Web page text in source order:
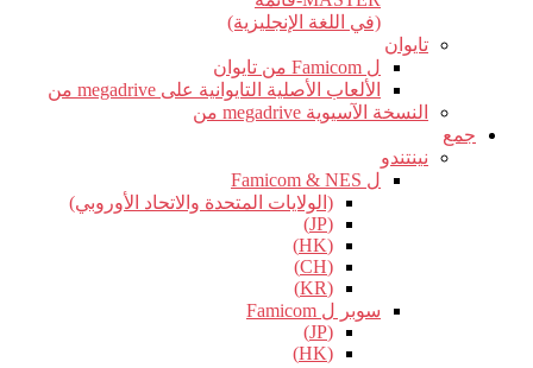
(في اللغة الإنجليزية)
تايوان
ل Famicom من تايوان
الألعاب الأصلية التايوانية على megadrive من
النسخة الآسيوية megadrive من
جمع
نينتندو
ل Famicom & NES
(الولايات المتحدة والاتحاد الأوروبي)
(JP)
(HK)
(CH)
(KR)
سوبر ل Famicom
(JP)
(HK)